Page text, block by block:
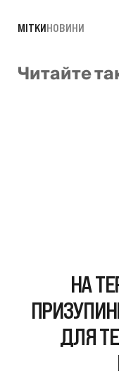
МІТКИНОВИНИ
Читайте
НА
ДЛЯ